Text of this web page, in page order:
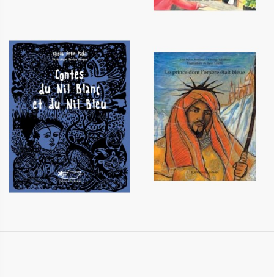
Contes du Nil Blanc et du Nil
Bleu
12,00 €
Le prince dont l'ombre était
bleue
12,20 €